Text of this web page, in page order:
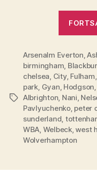
Tags
Arsenalm Everton,
birmingham,
chelsea, City, Fulham,
park, Gyan, Hodgson,
Albrighton, Nani,
Pavlyuchenko, peter
sunderland,
WBA, Welbeck,west
Wolverhampton